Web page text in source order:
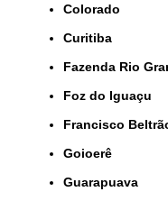
Colorado
Curitiba
Fazenda Rio
Foz do Iguaçu
Francisco
Goioerê
Guarapuava